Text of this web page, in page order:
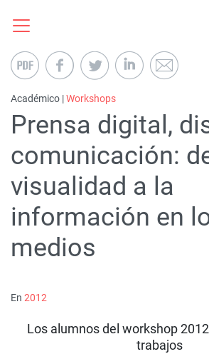
Académico |Workshops
Prensa digital,
comunicación:
visualidad a la
información en
medios
En 2012
Los alumnos del workshop
trabajos